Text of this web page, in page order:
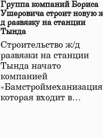
Группа компаний Бориса
Ушеровича строит новую
д развязку на станции
Тында
Строительство ж/д
развязки на станции
Тында начато
компанией
которая входит в…